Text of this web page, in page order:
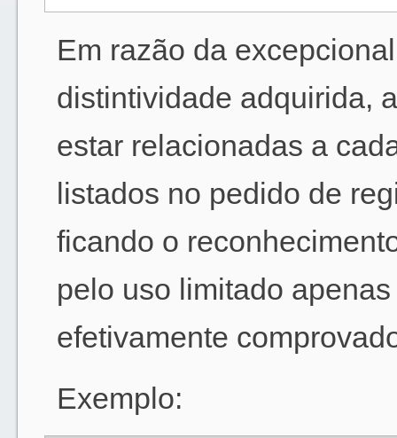
Em razão da
distintividade adquirida,
estar relacionadas a
listados no pedido de
ficando o
pelo uso limitado
efetivamente
Exemplo: